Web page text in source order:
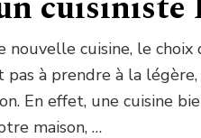
nouvelle cuisine, le
à prendre à la légère,
En effet, une cuisine
maison, …